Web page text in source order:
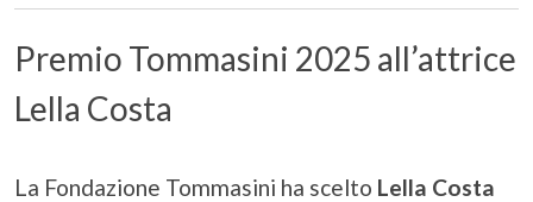
Premio Tommasini 2025 all’attrice
Lella Costa
La Fondazione Tommasini ha scelto Lella Costa